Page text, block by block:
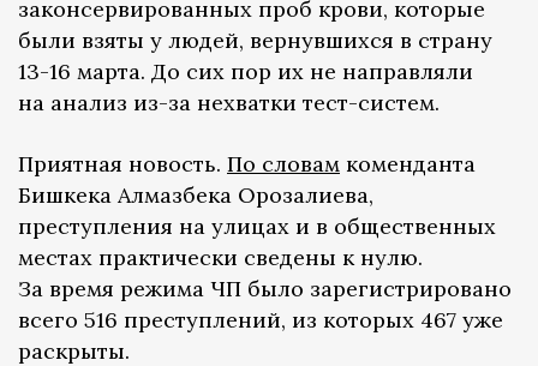
законсервированных проб крови, которые
были взяты у людей, вернувшихся в страну
13-16 марта. До сих пор их не направляли
на анализ из-за нехватки тест-систем.
Приятная новость. По словам коменданта
Бишкека Алмазбека Орозалиева,
преступления на улицах и в общественных
местах практически сведены к нулю.
За время режима ЧП было зарегистрировано
всего 516 преступлений, из которых 467 уже
раскрыты.